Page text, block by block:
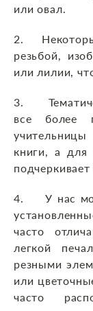
или овал.
2.
резьбой,
или лилии,
3.
все более
книги, а для
4. У нас
часто
легкой
резными
или
часто